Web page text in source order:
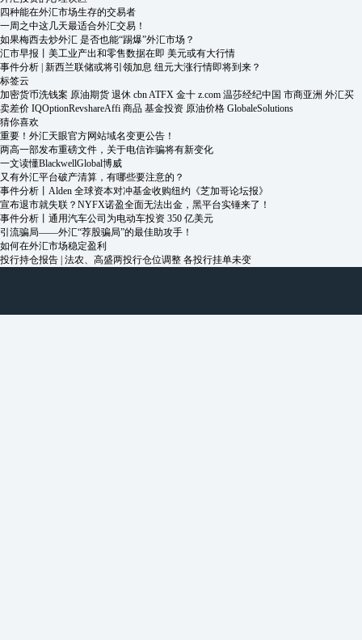
四种能在外汇市场生存的交易者
一周之中这几天最适合外汇交易！
如果梅西去炒外汇 是否也能“踢爆”外汇市场？
汇市早报丨美工业产出和零售数据在即 美元或有大行情
事件分析 | 新西兰联储或将引领加息 纽元大涨行情即将到来？
标签云
加密货币洗钱案 原油期货 退休 cbnATFX 金十 z.com 温莎经纪中国 市商亚洲 外汇买
卖差价 IQOptionRevshareAffi 商品 基金投资 原油价格 GlobaleSolutions
猜你喜欢
重要！外汇天眼官方网站域名变更公告！
两高一部发布重磅文件，关于电信诈骗将有新变化
一文读懂BlackwellGlobal博威
又有外汇平台破产清算，有哪些要注意的？
事件分析丨Alden 全球资本对冲基金收购纽约《芝加哥论坛报》
宣布退市就失联？NYFX诺盈全面无法出金，黑平台实锤来了！
事件分析丨通用汽车公司为电动车投资 350 亿美元
引流骗局——外汇“荐股骗局”的最佳助攻手！
如何在外汇市场稳定盈利
投行持仓报告 | 法农、高盛两投行仓位调整 各投行挂单未变